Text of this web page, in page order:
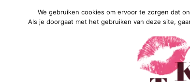
We gebruiken cookies om ervoor te zorgen dat
Als je doorgaat met het gebruiken van deze site,